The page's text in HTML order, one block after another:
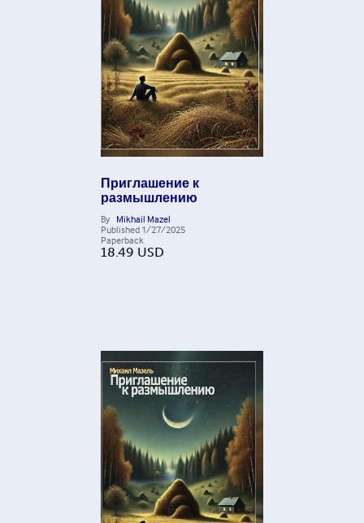
Приглашение к
размышлению
By Mikhail Mazel
Published 1/27/2025
Paperback
18.49 USD